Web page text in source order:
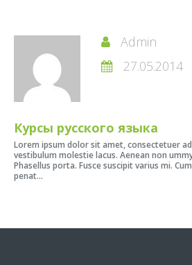
Admin
27.05.2014
Курсы русского языка
Lorem ipsum dolor sit amet, consectetuer
vestibulum molestie lacus. Aenean non
Phasellus porta. Fusce suscipit varius mi.
penat...